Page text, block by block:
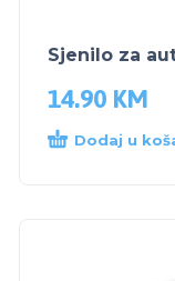
Sjenilo za
14.90 KM
Dodaj u